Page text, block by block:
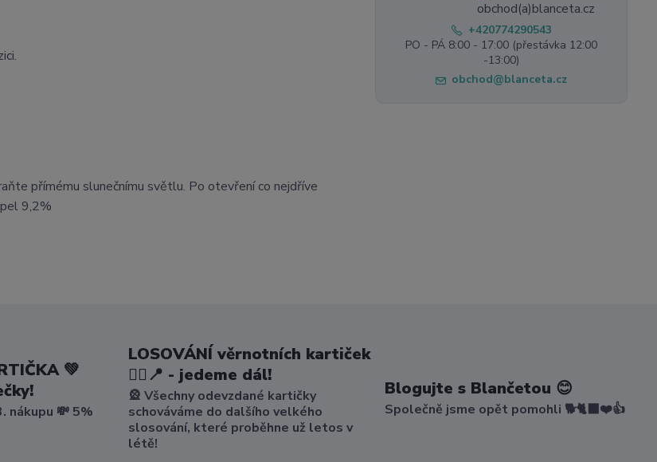
přímému slunečnímu světlu. Po otevření co nejdříve
9,2%
+420774290543
PO - PÁ 8:00 - 17:00 (přestávka 12:00
-13:00)
obchod@blanceta.cz
💚
nákupu 💸 5%
LOSOVÁNÍ věrnotních kartiček
🤸‍♀️📍 - jedeme dál!
🎡 Všechny odevzdané kartičky
schováváme do dalšího velkého
slosování, které proběhne už letos v
létě!
Blogujte s Blančetou 😊
Společně jsme opět pomohli 🐕🐈‍⬛❤️👍